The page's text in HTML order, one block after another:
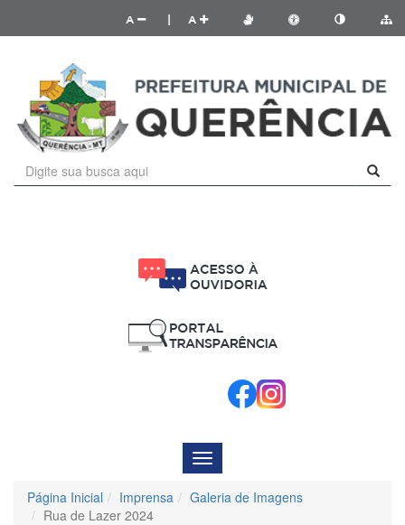
A A
Menu
de
Navegação
Página Inicial Imprensa
Galeria de Imagens
Rua de Lazer 2024